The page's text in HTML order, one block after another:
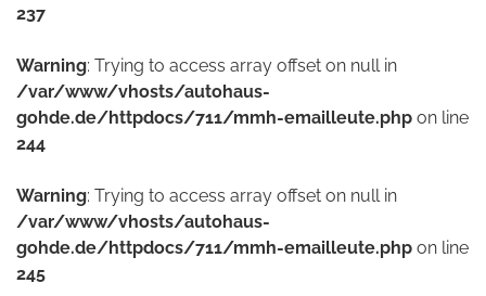
237
Warning: Trying to access array offset on null in
/var/www/vhosts/autohaus-
gohde.de/httpdocs/711/mmh-emailleute.php on line
244
Warning: Trying to access array offset on null in
/var/www/vhosts/autohaus-
gohde.de/httpdocs/711/mmh-emailleute.php on line
245